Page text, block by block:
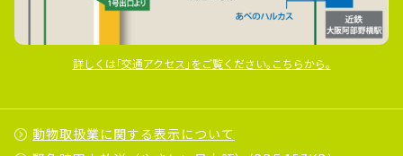
詳しくは｢交通アクセス｣をご覧ください｡こちらから｡
動物取扱業に関する表示について